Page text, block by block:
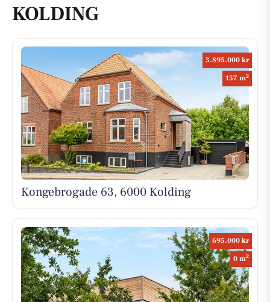
KOLDING
3.895.000 kr
157 m2
Kongebrogade 63, 6000 Kolding
695.000 kr
0 m2